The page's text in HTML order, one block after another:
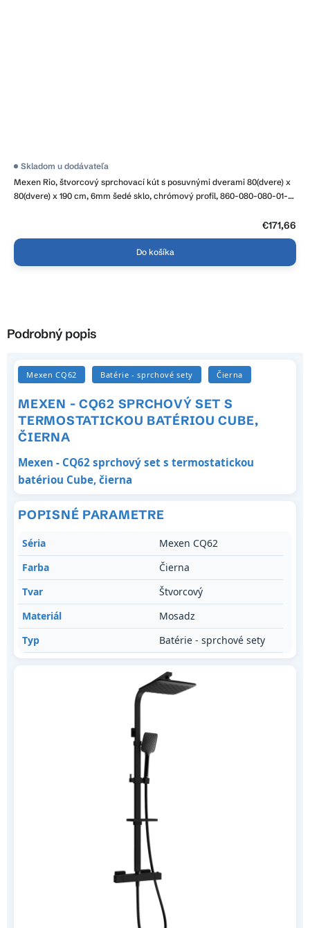
Mexen Rio, štvorcový sprchovací kút s posuvnými dverami 80(dvere) x
80(dvere) x 190 cm, 6mm šedé sklo, chrómový profil, 860-080-080-01-
Skladom u dodávateľa
€171,66
Do košíka
Podrobný popis
Mexen CQ62 Batérie - sprchové sety Čierna
MEXEN - CQ62 SPRCHOVÝ SET S
TERMOSTATICKOU BATÉRIOU CUBE,
ČIERNA
Mexen - CQ62 sprchový set s termostatickou
batériou Cube, čierna
POPISNÉ PARAMETRE
Séria
Mexen CQ62
Farba
Čierna
Tvar
Štvorcový
Materiál
Mosadz
Typ
Batérie - sprchové sety